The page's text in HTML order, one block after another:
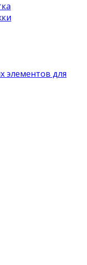
элементов для